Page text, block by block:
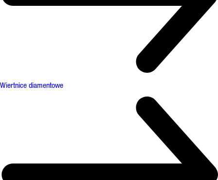
Wiertnice diamentowe